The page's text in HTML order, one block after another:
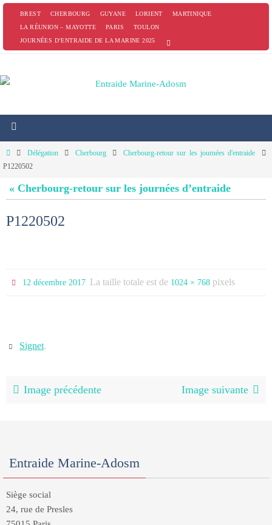
PasserBREST CHERBOURG GUYANE LORIENT
MARTINIQUE
LA RÉUNION – MAYOTTE
PARIS
TOULON
JOURNÉES D’ENTRAIDE DE LA MARINE 2025
HomeDélégation Cherbourg
Cherbourg-retour sur les journées d'entraide
P1220502
« Cherbourg-retour sur les journées d’entraide
P1220502
12 décembre 2017 La taille totale est de 1024 × 768 pixels
Signet.
Image précédente Image suivante
Entraide Marine-Adosm
Siège social
24, rue de Presles